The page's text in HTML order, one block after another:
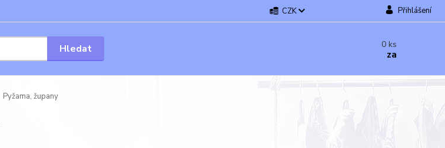
CZK Přihlášení
Hledat 0 ks
za
Pyžama, župany